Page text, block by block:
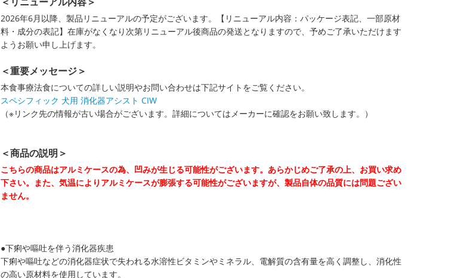
2026年6月以降、製品リニューアルの予定がございます。【リニューアル内容：パッケージ表記、一部原材
料・成分の表記】在庫がなくなり次第リニューアル後商品の発送となりますので、予めご了承いただけます
ようお願い申し上げます。
＜重要メッセージ＞
本食事療法食についての詳しい説明やお問い合わせは下記サイトをご覧ください。
スペシフィック 犬用 消化器アシスト CIW
（※リンク先の情報が古い場合がございます。詳細についてはメーカーに確認をお願い致します。）
＜商品の説明＞
こちらの商品はアルミケースの為、凹みが生じる可能性がございます。あらかじめご了承の上、お買い求め
下さい。また、気温によりアルミケースが膨張する可能性がございますが、製品自体の品質には問題ござい
ません。
●下痢や嘔吐を伴う消化器疾患
下痢や嘔吐などの消化器症状で失われる水溶性ビタミンやミネラル、電解質の含有量を高く調整し、消化性
の高い原材料を使用しています。